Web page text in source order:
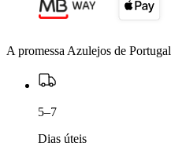
A promessa Azulejos de Portugal
5–7
Dias úteis